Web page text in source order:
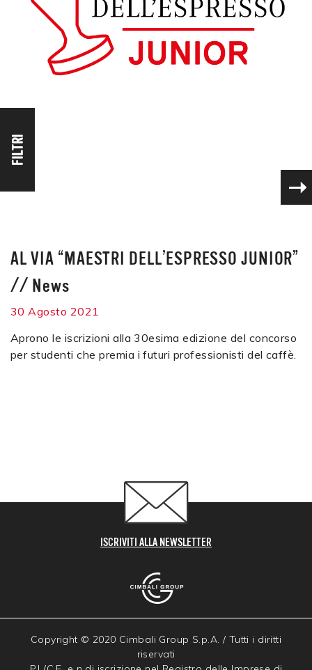
FILTRI
AL VIA “MAESTRI DELL’ESPRESSO JUNIOR”
// News
30 Agosto 2021
Aprono le iscrizioni alla 30esima edizione del concorso
per studenti che premia i futuri professionisti del caffè.
ISCRIVITI ALLA NEWSLETTER
Copyright © 2020 Cimbali Group S.p.A. / Tutti i diritti
riservati